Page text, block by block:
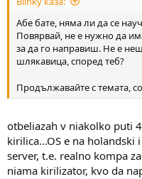
Абе бате, няма ли да се
Повярвай, не е нужно да
за да го направиш. Не е
шлякавица, според теб?
Продължавайте с темата,
otbeliazah v niakolko puti
kirilica...OS e na
server, t.e. realno kompa
niama kirilizator, kvo da